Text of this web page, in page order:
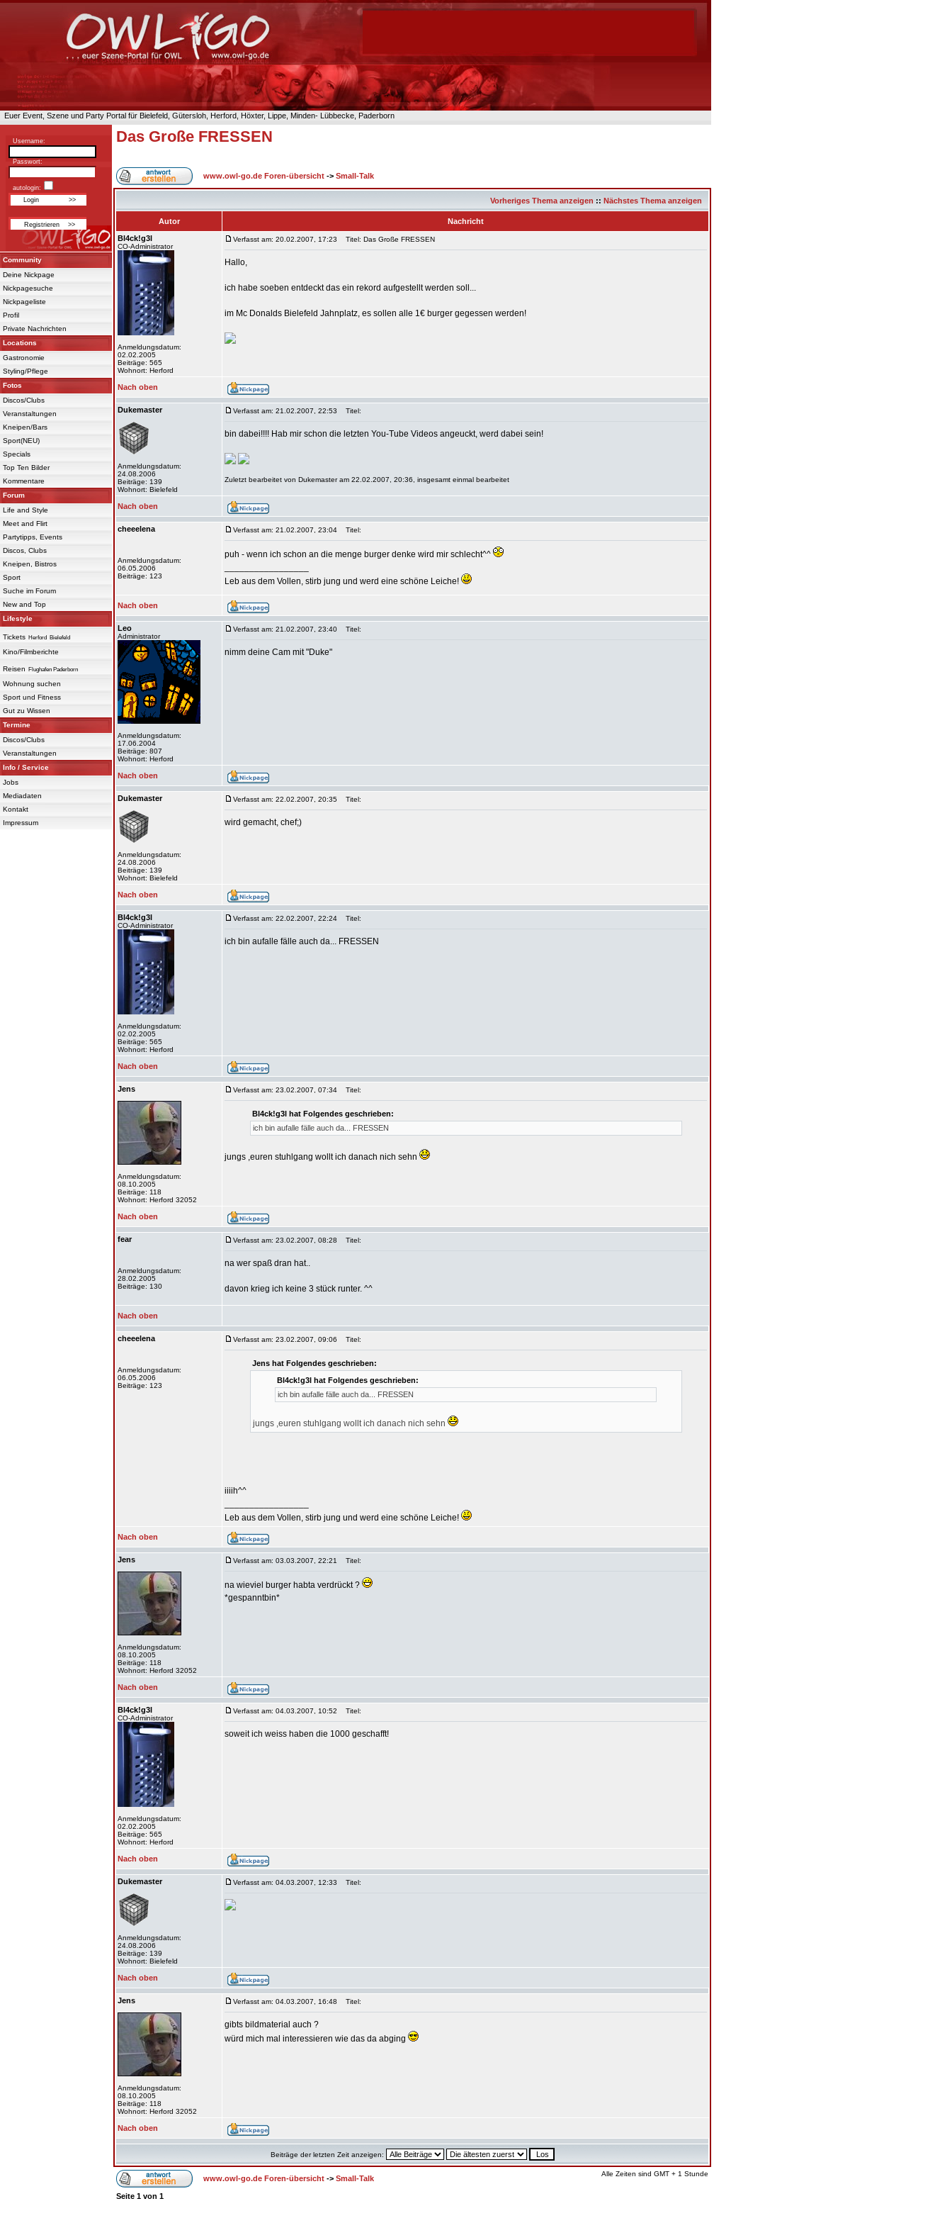
Euer Event, Szene und Party Portal für Bielefeld, Gütersloh, Herford, Höxter, Lippe, Minden- Lübbecke, Paderborn
Username:
Passwort:
autologin:
Community
Deine Nickpage
Nickpagesuche
Nickpageliste
Profil
Private Nachrichten
Locations
Gastronomie
Styling/Pflege
Fotos
Discos/Clubs
Veranstaltungen
Kneipen/Bars
Sport(NEU)
Specials
Top Ten Bilder
Kommentare
Forum
Life and Style
Meet and Flirt
Partytipps, Events
Discos, Clubs
Kneipen, Bistros
Sport
Suche im Forum
New and Top
Lifestyle
Tickets Herford Bielefeld
Kino/Filmberichte
Reisen Flughafen Paderborn
Wohnung suchen
Sport und Fitness
Gut zu Wissen
Termine
Discos/Clubs
Veranstaltungen
Info / Service
Jobs
Mediadaten
Kontakt
Impressum
Das Große FRESSEN
www.owl-go.de Foren-übersicht -> Small-Talk
Vorheriges Thema anzeigen :: Nächstes Thema anzeigen
Autor
Nachricht
Bl4ck!g3l
CO-Administrator
Anmeldungsdatum:
02.02.2005
Beiträge: 565
Wohnort: Herford
Verfasst am: 20.02.2007, 17:23 Titel: Das Große FRESSEN
Hallo,
ich habe soeben entdeckt das ein rekord aufgestellt werden soll...
im Mc Donalds Bielefeld Jahnplatz, es sollen alle 1€ burger gegessen werden!
Nach oben
Dukemaster
Anmeldungsdatum:
24.08.2006
Beiträge: 139
Wohnort: Bielefeld
Verfasst am: 21.02.2007, 22:53 Titel:
bin dabei!!!! Hab mir schon die letzten You-Tube Videos angeuckt, werd dabei sein!
Zuletzt bearbeitet von Dukemaster am 22.02.2007, 20:36, insgesamt einmal bearbeitet
Nach oben
cheeelena
Anmeldungsdatum:
06.05.2006
Beiträge: 123
Verfasst am: 21.02.2007, 23:04 Titel:
puh - wenn ich schon an die menge burger denke wird mir schlecht^^
Leb aus dem Vollen, stirb jung und werd eine schöne Leiche!
Nach oben
Leo
Administrator
Anmeldungsdatum:
17.06.2004
Beiträge: 807
Wohnort: Herford
Verfasst am: 21.02.2007, 23:40 Titel:
nimm deine Cam mit "Duke"
Nach oben
Dukemaster
Anmeldungsdatum:
24.08.2006
Beiträge: 139
Wohnort: Bielefeld
Verfasst am: 22.02.2007, 20:35 Titel:
wird gemacht, chef;)
Nach oben
Bl4ck!g3l
CO-Administrator
Anmeldungsdatum:
02.02.2005
Beiträge: 565
Wohnort: Herford
Verfasst am: 22.02.2007, 22:24 Titel:
ich bin aufalle fälle auch da... FRESSEN
Nach oben
Jens
Anmeldungsdatum:
08.10.2005
Beiträge: 118
Wohnort: Herford 32052
Verfasst am: 23.02.2007, 07:34 Titel:
Bl4ck!g3l hat Folgendes geschrieben:
ich bin aufalle fälle auch da... FRESSEN
jungs ,euren stuhlgang wollt ich danach nich sehn
Nach oben
fear
Anmeldungsdatum:
28.02.2005
Beiträge: 130
Verfasst am: 23.02.2007, 08:28 Titel:
na wer spaß dran hat..
davon krieg ich keine 3 stück runter. ^^
Nach oben
cheeelena
Anmeldungsdatum:
06.05.2006
Beiträge: 123
Verfasst am: 23.02.2007, 09:06 Titel:
Jens hat Folgendes geschrieben:
Bl4ck!g3l hat Folgendes geschrieben:
ich bin aufalle fälle auch da... FRESSEN
jungs ,euren stuhlgang wollt ich danach nich sehn
iiiih^^
Leb aus dem Vollen, stirb jung und werd eine schöne Leiche!
Nach oben
Jens
Anmeldungsdatum:
08.10.2005
Beiträge: 118
Wohnort: Herford 32052
Verfasst am: 03.03.2007, 22:21 Titel:
na wieviel burger habta verdrückt ?
*gespanntbin*
Nach oben
Bl4ck!g3l
CO-Administrator
Anmeldungsdatum:
02.02.2005
Beiträge: 565
Wohnort: Herford
Verfasst am: 04.03.2007, 10:52 Titel:
soweit ich weiss haben die 1000 geschafft!
Nach oben
Dukemaster
Anmeldungsdatum:
24.08.2006
Beiträge: 139
Wohnort: Bielefeld
Verfasst am: 04.03.2007, 12:33 Titel:
Nach oben
Jens
Anmeldungsdatum:
08.10.2005
Beiträge: 118
Wohnort: Herford 32052
Verfasst am: 04.03.2007, 16:48 Titel:
gibts bildmaterial auch ?
würd mich mal interessieren wie das da abging
Nach oben
Beiträge der letzten Zeit anzeigen:
www.owl-go.de Foren-übersicht -> Small-Talk
Alle Zeiten sind GMT + 1 Stunde
Seite 1 von 1